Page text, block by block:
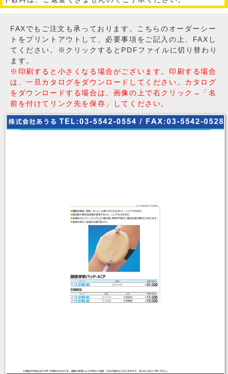
FAXでもご注文も承っております。こちらのオーダーシー
トをプリントアウトして、必要事項をご記入の上、FAXし
てください。※クリックするとPDFファイルに切り替わり
ます。
※印刷すると小さくなる場合がございます。印刷する場合
は、一旦カタログをダウンロードしてください。カタログ
をダウンロードする場合は、画像の上で右クリック→「名
前を付けてリンク先を保存」してください。